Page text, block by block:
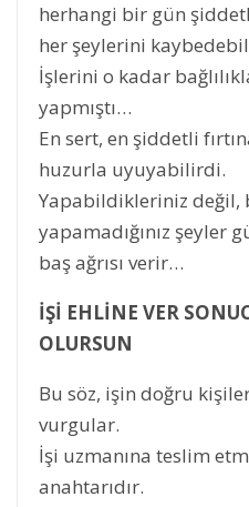
herhangi bir gün
her şeylerini
İşlerini o kadar
yapmıştı…
En sert, en şiddetli
huzurla uyuyabilirdi.
Yapabildikleriniz değil,
yapamadığınız şeyler
baş ağrısı verir…
İŞİ EHLİNE VER
OLURSUN
Bu söz, işin doğru
vurgular.
İşi uzmanına teslim
anahtarıdır.